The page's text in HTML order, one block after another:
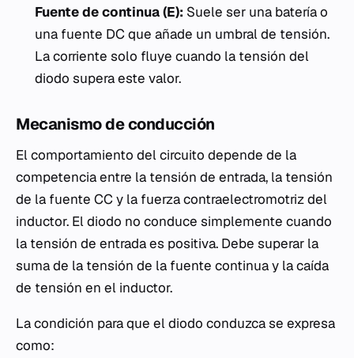
Fuente de continua (E): Suele ser una batería o
una fuente DC que añade un umbral de tensión.
La corriente solo fluye cuando la tensión del
diodo supera este valor.
Mecanismo de conducción
El comportamiento del circuito depende de la
competencia entre la tensión de entrada, la tensión
de la fuente CC y la fuerza contraelectromotriz del
inductor. El diodo no conduce simplemente cuando
la tensión de entrada es positiva. Debe superar la
suma de la tensión de la fuente continua y la caída
de tensión en el inductor.
La condición para que el diodo conduzca se expresa
como: